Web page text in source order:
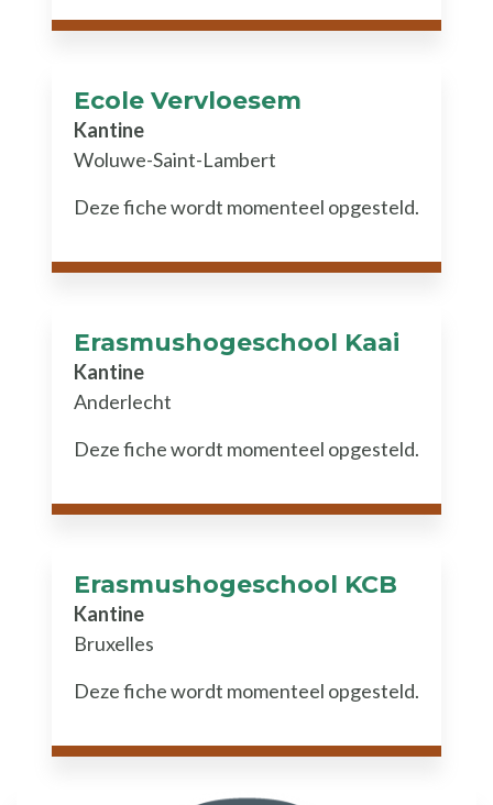
Ecole Vervloesem
Kantine
Woluwe-Saint-Lambert
Deze fiche wordt momenteel opgesteld.
Erasmushogeschool Kaai
Kantine
Anderlecht
Deze fiche wordt momenteel opgesteld.
Erasmushogeschool KCB
Kantine
Bruxelles
Deze fiche wordt momenteel opgesteld.